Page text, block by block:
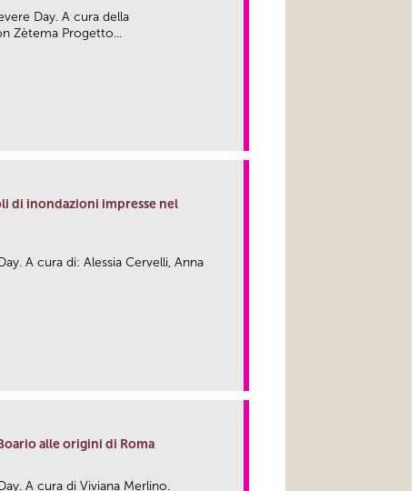
Day. A cura della
Zètema Progetto...
di inondazioni impresse nel
A cura di: Alessia Cervelli, Anna
alle origini di Roma
A cura di Viviana Merlino.